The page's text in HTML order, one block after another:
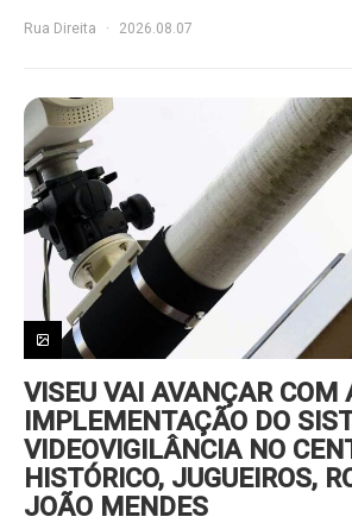
Rua Direita 2026.08.07
VISEU VAI AVANÇAR COM
IMPLEMENTAÇÃO DO
VIDEOVIGILÂNCIA NO
HISTÓRICO, JUGUEIROS,
JOÃO MENDES